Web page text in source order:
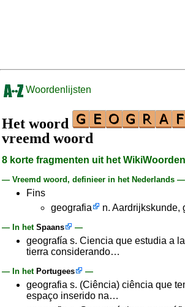
Woordenlijsten
Het woord
vreemd woord
8 korte fragmenten uit het
— Vreemd woord, definieer in het Nederlands —
Fins
geografia
n. Aardrijkskunde,
— In het Spaans —
geografía s. Ciencia que estudia a
tierra considerando…
— In het Portugees —
geografia s. (Ciência) ciência que
espaço inserido na…